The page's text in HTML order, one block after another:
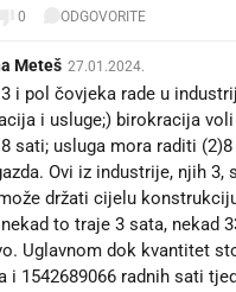
0 ODGOVORITE
Meteš 27.01.2024.
i pol čovjeka rade u
i usluge;) birokracija
sati; usluga mora raditi
Ovi iz industrije, njih 3,
držati cijelu
to traje 3 sata, nekad
Uglavnom dok kvantitet
i 1542689066 radnih sati